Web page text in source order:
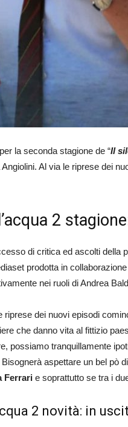
la seconda stagione de “Il
Al via le riprese dei
2
di critica ed ascolti della
prodotta in
nei ruoli di Andrea
riprese dei nuovi episodi
che danno vita al fittizio
possiamo tranquillamente
aspettare un bel pò
Ferrari e soprattutto se tra i
2 novità: in